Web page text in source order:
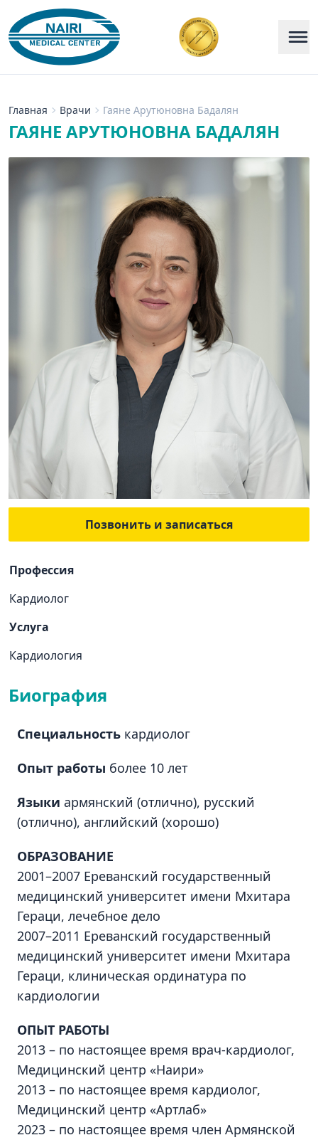
Главная Врачи Гаяне Арутюновна Бадалян
ГАЯНЕ АРУТЮНОВНА БАДАЛЯН
Позвонить и записаться
Профессия
Кардиолог
Услуга
Кардиология
Биография
Специальность кардиолог
Опыт работы более 10 лет
Языки армянский (отлично), русский
(отлично), английский (хорошо)
ОБРАЗОВАНИЕ
2001–2007 Ереванский государственный
медицинский университет имени Мхитара
Гераци, лечебное дело
2007–2011 Ереванский государственный
медицинский университет имени Мхитара
Гераци, клиническая ординатура по
кардиологии
ОПЫТ РАБОТЫ
2013 – по настоящее время врач-кардиолог,
Медицинский центр «Наири»
2013 – по настоящее время кардиолог,
Медицинский центр «Артлаб»
2023 – по настоящее время член Армянской